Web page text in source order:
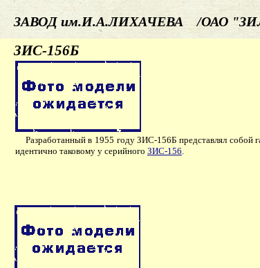
ЗАВОД им.И.А.ЛИХАЧЕВА /ОАО
ЗИС-156Б
Разработанный в 1955 году ЗИС-156Б представлял собой
идентично таковому у серийного ЗИС-156.